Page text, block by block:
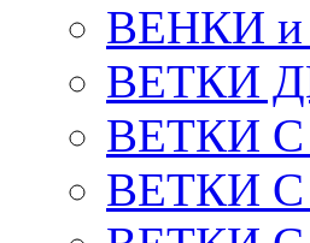
ВЕНКИ
ВЕТКИ
ВЕТКИ
ВЕТКИ